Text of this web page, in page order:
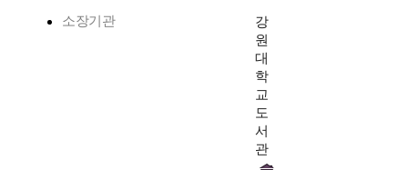
소장기관
강
원
대
학
교
도
서
관